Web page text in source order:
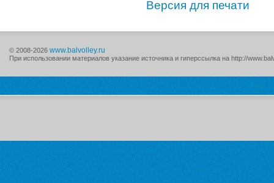
Версия для печати
© 2008-2026 www.balvolley.ru
При использовании материалов указание источника и гиперссылка на http://